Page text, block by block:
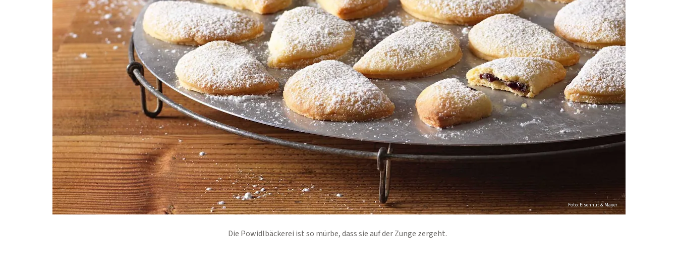
Foto: Eisenhut & Mayer
Die Powidlbäckerei ist so mürbe, dass sie auf der Zunge zergeht.